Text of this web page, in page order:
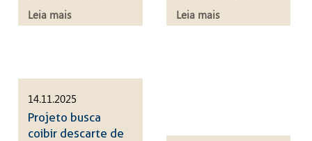
Leia mais
Leia mais
14.11.2025
Projeto busca
coibir descarte de